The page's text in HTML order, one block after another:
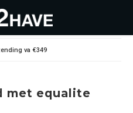
va €349
met equalite